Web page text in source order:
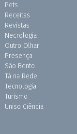
Pets
Receitas
Revistas
Necrologia
Outro Olhar
Presença
São Bento
Tá na Rede
Tecnologia
Turismo
Uniso Ciência